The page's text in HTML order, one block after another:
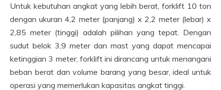
Untuk kebutuhan angkat yang lebih berat, forklift 10 ton
dengan ukuran 4,2 meter (panjang) x 2,2 meter (lebar) x
2,85 meter (tinggi) adalah pilihan yang tepat. Dengan
sudut belok 3,9 meter dan mast yang dapat mencapai
ketinggian 3 meter, forklift ini dirancang untuk menangani
beban berat dan volume barang yang besar, ideal untuk
operasi yang memerlukan kapasitas angkat tinggi.